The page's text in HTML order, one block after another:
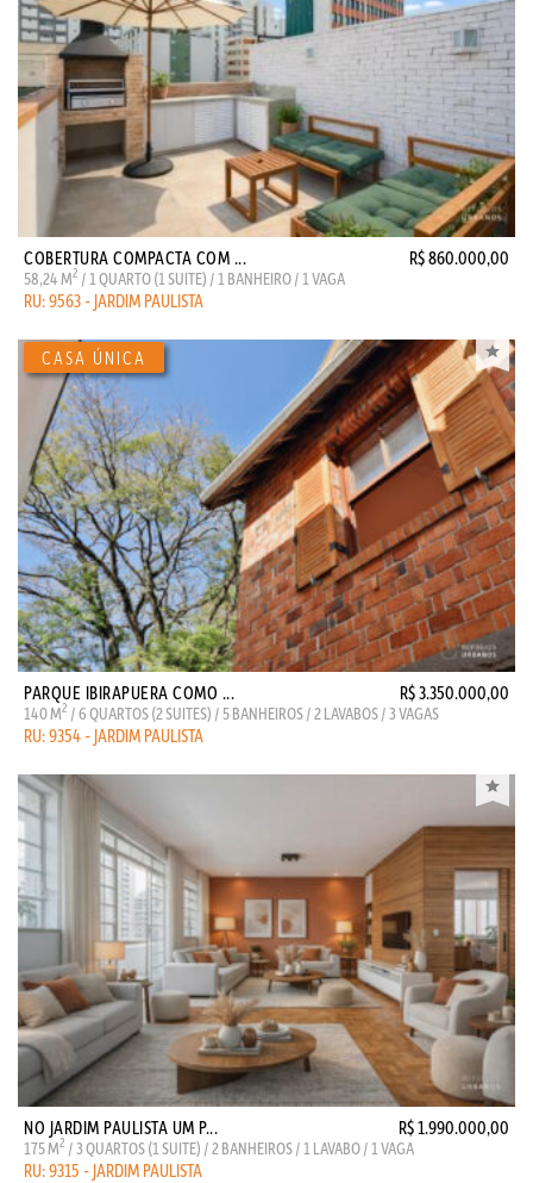
COBERTURA COMPACTA COM ... R$ 860.000,00
58,24 M2 / 1 QUARTO (1 SUITE) / 1 BANHEIRO / 1 VAGA
RU: 9563 - JARDIM PAULISTA
PARQUE IBIRAPUERA COMO ... R$ 3.350.000,00
140 M2 / 6 QUARTOS (2 SUITES) / 5 BANHEIROS / 2 LAVABOS / 3 VAGAS
RU: 9354 - JARDIM PAULISTA
NO JARDIM PAULISTA UM P... R$ 1.990.000,00
175 M2 / 3 QUARTOS (1 SUITE) / 2 BANHEIROS / 1 LAVABO / 1 VAGA
RU: 9315 - JARDIM PAULISTA